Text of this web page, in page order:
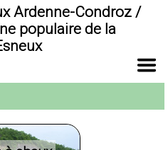
Ardenne-Condroz /
populaire de la